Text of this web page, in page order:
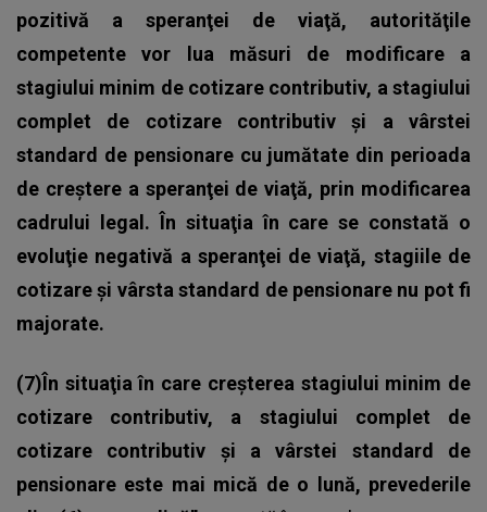
pozitivă a speranţei de viaţă, autorităţile
competente vor lua măsuri de modificare a
stagiului minim de cotizare contributiv, a stagiului
complet de cotizare contributiv şi a vârstei
standard de pensionare cu jumătate din perioada
de creştere a speranţei de viaţă, prin modificarea
cadrului legal. În situaţia în care se constată o
evoluţie negativă a speranţei de viaţă, stagiile de
cotizare şi vârsta standard de pensionare nu pot fi
majorate.
(7)În situaţia în care creşterea stagiului minim de
cotizare contributiv, a stagiului complet de
cotizare contributiv şi a vârstei standard de
pensionare este mai mică de o lună, prevederile